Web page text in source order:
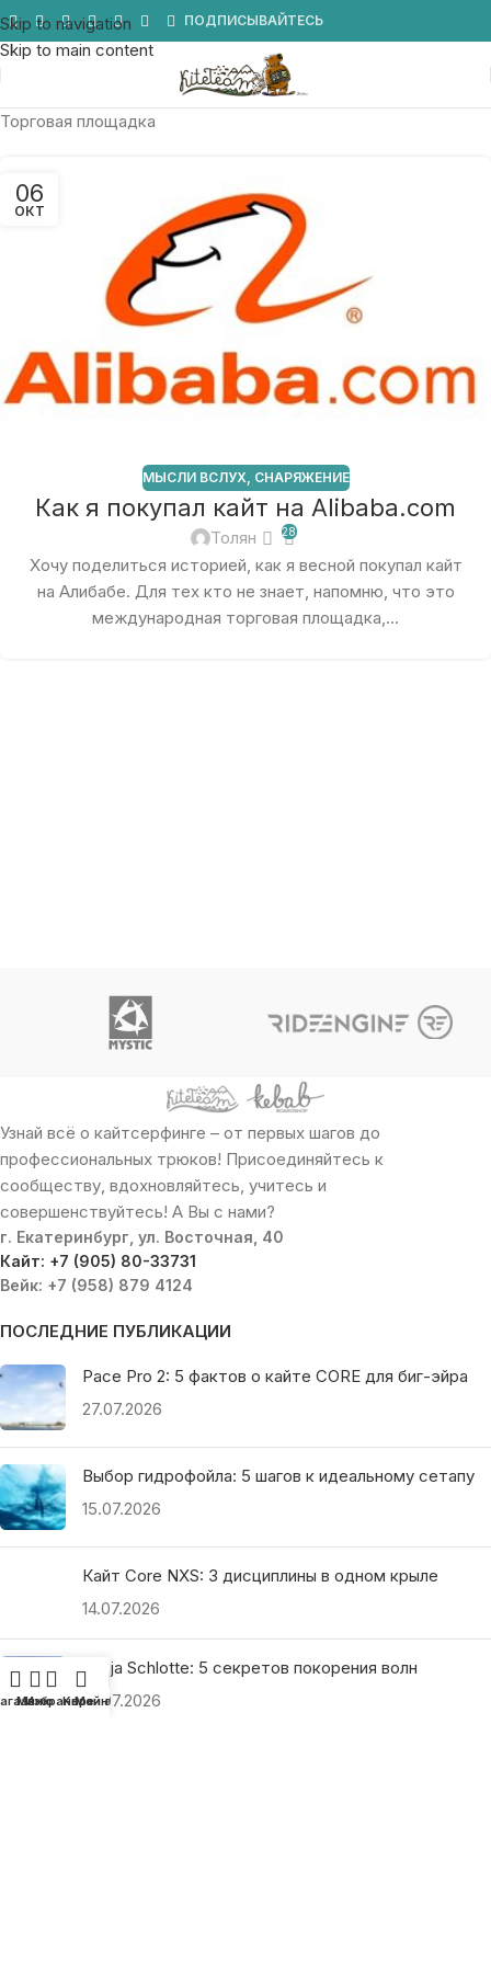
Skip to navigation
Skip to main content
ПОДПИСЫВАЙТЕСЬ
Торговая площадка
06
ОКТ
МЫСЛИ ВСЛУХ СНАРЯЖЕНИЕ
Как я покупал кайт на Alibaba.com
Толян 28
Хочу поделиться историей, как я весной покупал кайт
на Алибабе. Для тех кто не знает, напомню, что это
международная торговая площадка,...
Узнай всё о кайтсерфинге – от первых шагов до
профессиональных трюков! Присоединяйтесь к
сообществу, вдохновляйтесь, учитесь и
совершенствуйтесь! А Вы с нами?
г. Екатеринбург, ул. Восточная, 40
Кайт: +7 (905) 80-33731
Вейк: +7 (958) 879 4124
ПОСЛЕДНИЕ ПУБЛИКАЦИИ
Pace Pro 2: 5 фактов о кайте CORE для биг-эйра
27.07.2026
Выбор гидрофойла: 5 шагов к идеальному сетапу
15.07.2026
Кайт Core NXS: 3 дисциплины в одном крыле
14.07.2026
Ranja Schlotte: 5 секретов покорения волн
13.07.2026
Меню
Избранное
Корзина
Мой аккаунт